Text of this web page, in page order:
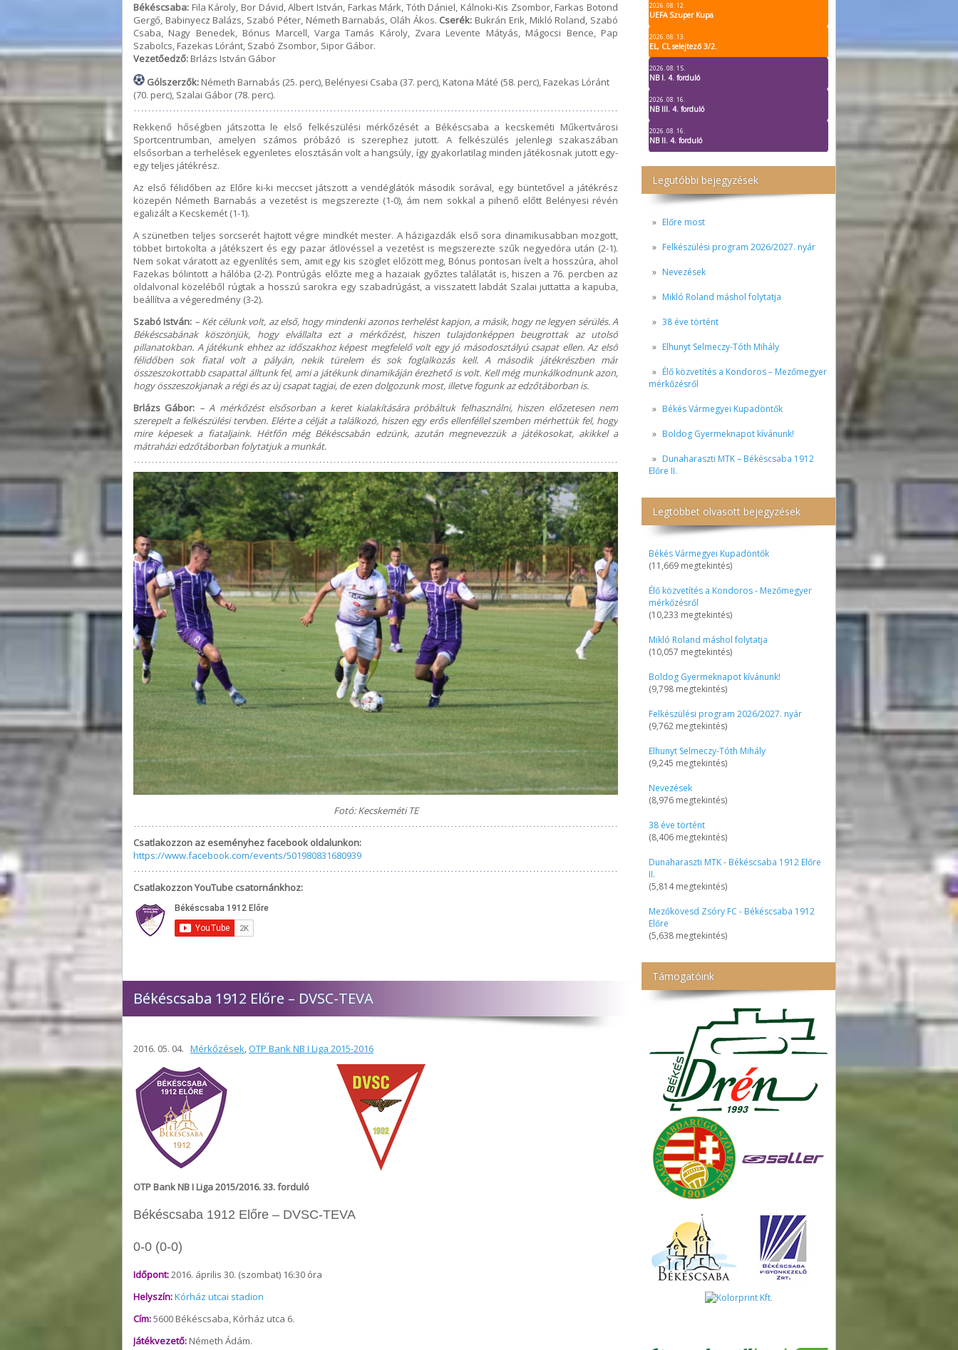
2026. 08. 12.
UEFA Szuper Kupa
2026. 08. 13.
EL, CL selejtező 3/2.
2026. 08. 15.
NB I. 4. forduló
2026. 08. 16.
NB III. 4. forduló
2026. 08. 16.
NB II. 4. forduló
Legutóbbi bejegyzések
Előre most
Felkészülési program 2026/2027. nyár
Nevezések
Mikló Roland máshol folytatja
38 éve történt
Elhunyt Selmeczy-Tóth Mihály
Élő közvetítés a Kondoros – Mezőmegyer
mérkőzésről
Békés Vármegyei Kupadöntők
Boldog Gyermeknapot kívánunk!
Dunaharaszti MTK – Békéscsaba 1912
Előre II.
Legtöbbet olvasott bejegyzések
Békés Vármegyei Kupadöntők
(11,669 megtekintés)
Élő közvetítés a Kondoros - Mezőmegyer
mérkőzésről
(10,233 megtekintés)
Mikló Roland máshol folytatja
(10,057 megtekintés)
Boldog Gyermeknapot kívánunk!
(9,798 megtekintés)
Felkészülési program 2026/2027. nyár
(9,762 megtekintés)
Elhunyt Selmeczy-Tóth Mihály
(9,245 megtekintés)
Nevezések
(8,976 megtekintés)
38 éve történt
(8,406 megtekintés)
Dunaharaszti MTK - Békéscsaba 1912 Előre
II.
(5,814 megtekintés)
Mezőkövesd Zsóry FC - Békéscsaba 1912
Előre
(5,638 megtekintés)
Támogatóink
Békéscsaba: Fila Károly, Bor Dávid, Albert István, Farkas Márk, Tóth Dániel, Kálnoki-Kis Zsombor, Farkas Botond
Gergő, Babinyecz Balázs, Szabó Péter, Németh Barnabás, Oláh Ákos. Cserék: Bukrán Erik, Mikló Roland, Szabó
Csaba, Nagy Benedek, Bónus Marcell, Varga Tamás Károly, Zvara Levente Mátyás, Mágocsi Bence, Pap
Szabolcs, Fazekas Lóránt, Szabó Zsombor, Sipor Gábor.
Vezetőedző: Brlázs István Gábor
Gólszerzők: Németh Barnabás (25. perc), Belényesi Csaba (37. perc), Katona Máté (58. perc), Fazekas Lóránt
(70. perc), Szalai Gábor (78. perc).
Rekkenő hőségben játszotta le első felkészülési mérkőzését a Békéscsaba a kecskeméti Műkertvárosi
Sportcentrumban, amelyen számos próbázó is szerephez jutott. A felkészülés jelenlegi szakaszában
elsősorban a terhelések egyenletes elosztásán volt a hangsúly, így gyakorlatilag minden játékosnak jutott egy-
egy teljes játékrész.
Az első félidőben az Előre ki-ki meccset játszott a vendéglátók második sorával, egy büntetővel a játékrész
közepén Németh Barnabás a vezetést is megszerezte (1-0), ám nem sokkal a pihenő előtt Belényesi révén
egalizált a Kecskemét (1-1).
A szünetben teljes sorcserét hajtott végre mindkét mester. A házigazdák első sora dinamikusabban mozgott,
többet birtokolta a játékszert és egy pazar átlövéssel a vezetést is megszerezte szűk negyedóra után (2-1).
Nem sokat váratott az egyenlítés sem, amit egy kis szöglet előzött meg, Bónus pontosan ívelt a hosszúra, ahol
Fazekas bólintott a hálóba (2-2). Pontrúgás előzte meg a hazaiak győztes találatát is, hiszen a 76. percben az
oldalvonal közeléből rúgtak a hosszú sarokra egy szabadrúgást, a visszatett labdát Szalai juttatta a kapuba,
beállítva a végeredmény (3-2).
Szabó István: – Két célunk volt, az első, hogy mindenki azonos terhelést kapjon, a másik, hogy ne legyen sérülés. A
Békéscsabának köszönjük, hogy elvállalta ezt a mérkőzést, hiszen tulajdonképpen beugrottak az utolsó
pillanatokban. A játékunk ehhez az időszakhoz képest megfelelő volt egy jó másodosztályú csapat ellen. Az első
félidőben sok fiatal volt a pályán, nekik türelem és sok foglalkozás kell. A második játékrészben már
összeszokottabb csapattal álltunk fel, ami a játékunk dinamikáján érezhető is volt. Kell még munkálkodnunk azon,
hogy összeszokjanak a régi és az új csapat tagjai, de ezen dolgozunk most, illetve fogunk az edzőtáborban is.
Brlázs Gábor: – A mérkőzést elsősorban a keret kialakítására próbáltuk felhasználni, hiszen előzetesen nem
szerepelt a felkészülési tervben. Elérte a célját a találkozó, hiszen egy erős ellenféllel szemben mérhettük fel, hogy
mire képesek a fiataljaink. Hétfőn még Békéscsabán edzünk, azután megnevezzük a játékosokat, akikkel a
mátraházi edzőtáborban folytatjuk a munkát.
Fotó: Kecskeméti TE
Csatlakozzon az eseményhez facebook oldalunkon:
https://www.facebook.com/events/501980831680939
Csatlakozzon YouTube csatornánkhoz:
Békéscsaba 1912 Előre – DVSC-TEVA
2016. 05. 04. Mérkőzések,OTP Bank NB I Liga 2015-2016
OTP Bank NB I Liga 2015/2016. 33. forduló
Békéscsaba 1912 Előre – DVSC-TEVA
0-0 (0-0)
Időpont:2016. április 30. (szombat) 16:30 óra
Helyszín:Kórház utcai stadion
Cím:5600 Békéscsaba, Kórház utca 6.
Játékvezető: Németh Ádám.